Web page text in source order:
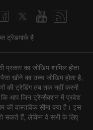
ट्रेडमार्क है
का जोखिम शामिल होता
खोने का उच्च जोखिम होता है,
की ट्रेडिंग तब तक नहीं करनी
आप जिन ट्रैन्सैक्शन में प्रवेश
वास्तविक सीमा क्या है। इस
सकते हैं, लेकिन वे सभी के लिए